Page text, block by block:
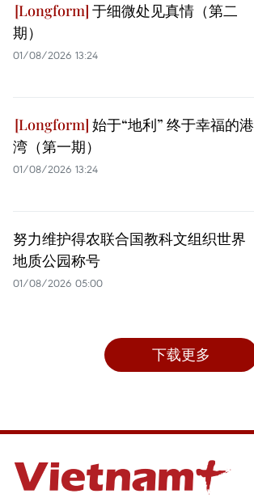
于细微处见真情（第二
期）
01/08/2026 13:24
始于“地利” 终于幸福的港
湾（第一期）
01/08/2026 13:24
努力维护得农联合国教科文组织世界
地质公园称号
01/08/2026 05:00
下载更多